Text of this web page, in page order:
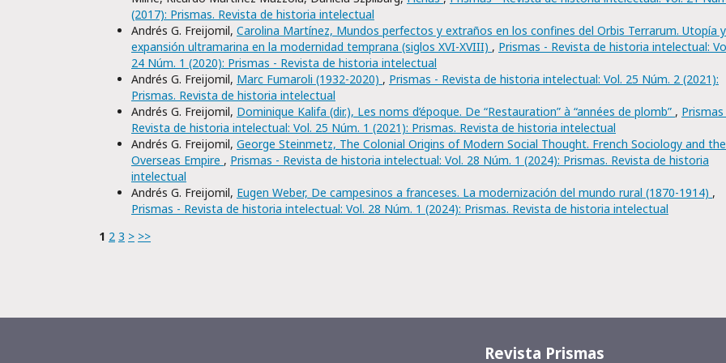
(2017): Prismas. Revista de historia intelectual
Andrés G. Freijomil, Carolina Martínez, Mundos perfectos y extraños en los confines del Orbis Terrarum. Utopía y
expansión ultramarina en la modernidad temprana (siglos XVI-XVIII) , Prismas - Revista de historia intelectual:
24 Núm. 1 (2020): Prismas - Revista de historia intelectual
Andrés G. Freijomil, Marc Fumaroli (1932-2020) , Prismas - Revista de historia intelectual: Vol. 25 Núm. 2 (2021):
Prismas. Revista de historia intelectual
Andrés G. Freijomil, Dominique Kalifa (dir.), Les noms d’époque. De “Restauration” à “années de plomb” ,
Revista de historia intelectual: Vol. 25 Núm. 1 (2021): Prismas. Revista de historia intelectual
Andrés G. Freijomil, George Steinmetz, The Colonial Origins of Modern Social Thought. French Sociology and the
Overseas Empire , Prismas - Revista de historia intelectual: Vol. 28 Núm. 1 (2024): Prismas. Revista de historia
intelectual
Andrés G. Freijomil, Eugen Weber, De campesinos a franceses. La modernización del mundo rural (1870-1914) ,
Prismas - Revista de historia intelectual: Vol. 28 Núm. 1 (2024): Prismas. Revista de historia intelectual
1 2 3 > >>
Revista Prismas